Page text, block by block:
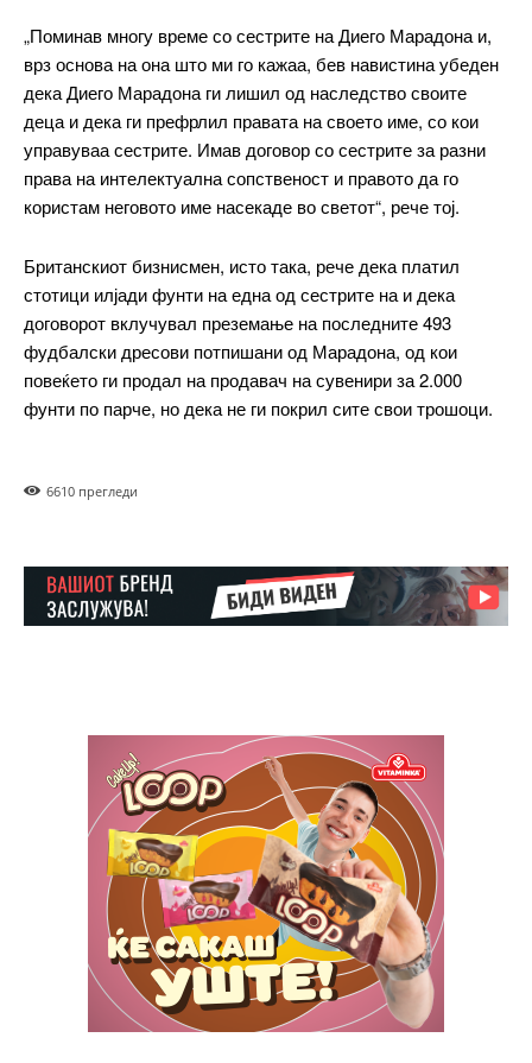
Donec quis est ac felis
Orci varius natoque dolor
$100 / yearplaceholder text
ИЗБЕРЕТЕ ПЛАН
Etiam est nibh, lobortis sit
Nullam eu erat condimentum
Donec quis est ac felis
„Поминав многу време со сестрите на Диего Марадона и,
врз основа на она што ми го кажаа, бев навистина убеден
дека Диего Марадона ги лишил од наследство своите
деца и дека ги префрлил правата на своето име, со кои
управуваа сестрите. Имав договор со сестрите за разни
права на интелектуална сопственост и правото да го
користам неговото име насекаде во светот“, рече тој.
Британскиот бизнисмен, исто така, рече дека платил
стотици илјади фунти на една од сестрите на и дека
договорот вклучувал преземање на последните 493
фудбалски дресови потпишани од Марадона, од кои
повеќето ги продал на продавач на сувенири за 2.000
фунти по парче, но дека не ги покрил сите свои трошоци.
6610 прегледи